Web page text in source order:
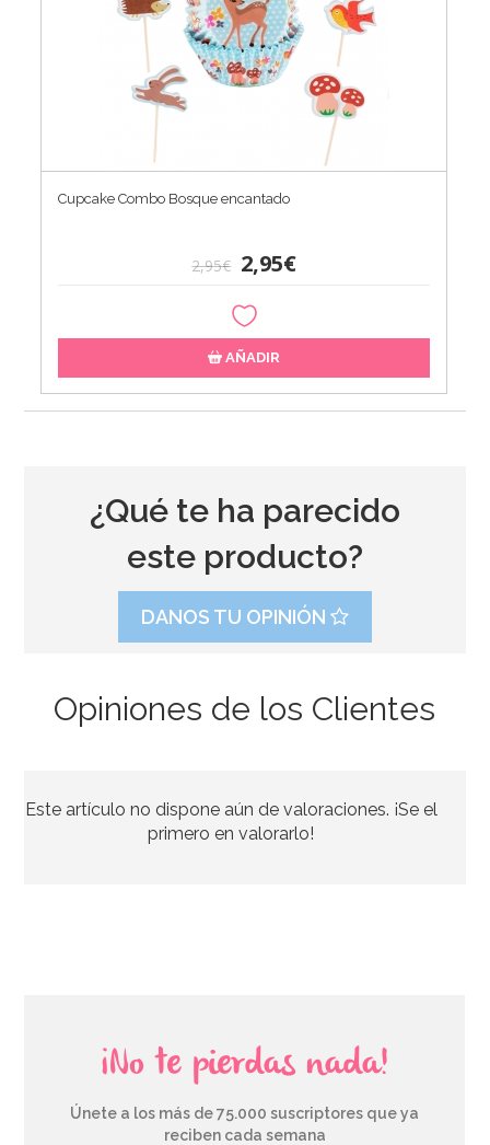
Cupcake Combo Bosque encantado
2,95€ 2,95€
AÑADIR
17,99€ 9,99€
¿Qué te ha parecido
este producto?
DANOS TU OPINIÓN
Opiniones de los Clientes
Este artículo no dispone aún de valoraciones. ¡Se el
primero en valorarlo!
¡No te pierdas nada!
Únete a los más de 75.000 suscriptores que ya
reciben cada semana